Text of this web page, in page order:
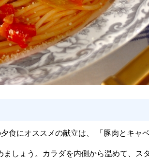
食にオススメの献立は、 「豚肉とキ
しょう。カラダを内側から温めて、ス